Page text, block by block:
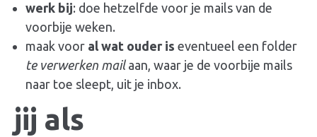
werk bij: doe hetzelfde voor je mails van de
voorbije weken.
maak voor al wat ouder is eventueel een folder
te verwerken mailaan, waar je de voorbije mails
naar toe sleept, uit je inbox.
jij als